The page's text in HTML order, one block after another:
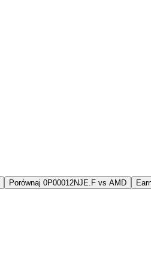
Porównaj 0P00012NJE.F vs AMD